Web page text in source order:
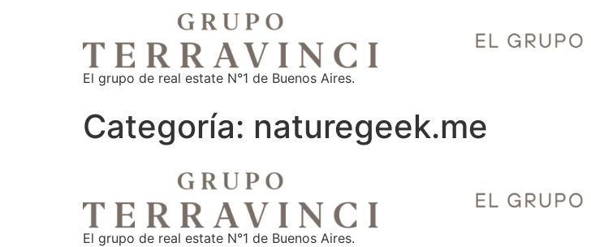
El grupo de real estate N°1 de Buenos Aires.
Categoría: naturegeek.me
El grupo de real estate N°1 de Buenos Aires.